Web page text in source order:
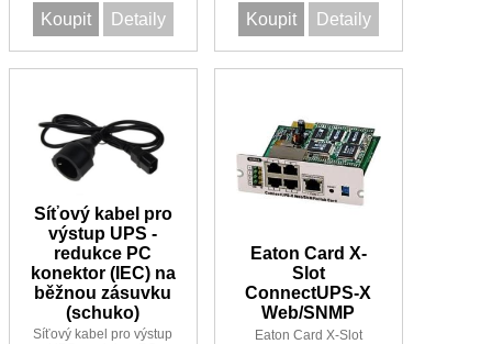
Koupit
Detaily
Koupit
Detaily
Síťový kabel pro
výstup UPS -
redukce PC
konektor (IEC) na
běžnou zásuvku
(schuko)
Síťový kabel pro výstup
Eaton Card X-
Slot
ConnectUPS-X
Web/SNMP
Eaton Card X-Slot